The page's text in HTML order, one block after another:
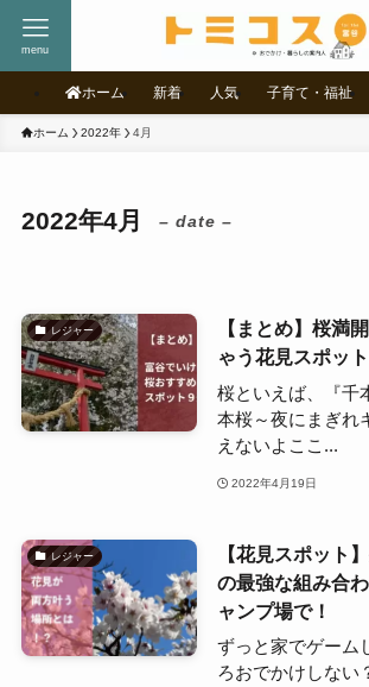
menu
ホーム 新着 人気 子育て・福祉
ホーム 2022年 4月
2022年4月 – date –
レジャー
【まとめ】桜満
ゃう花見スポッ
桜といえば、『千
本桜～夜にまぎれ
えないよここ...
2022年4月19日
レジャー
【花見スポット
の最強な組み合
ャンプ場で！
ずっと家でゲーム
ろおでかけしない